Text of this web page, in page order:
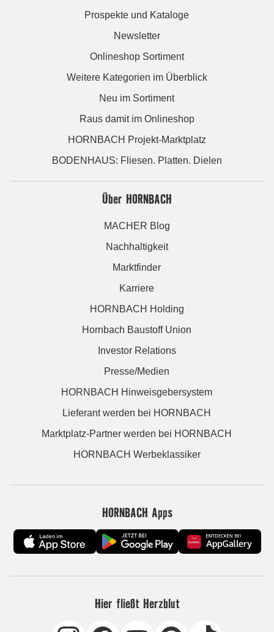
Prospekte und Kataloge
Newsletter
Onlineshop Sortiment
Weitere Kategorien im Überblick
Neu im Sortiment
Raus damit im Onlineshop
HORNBACH Projekt-Marktplatz
BODENHAUS: Fliesen. Platten. Dielen
Über HORNBACH
MACHER Blog
Nachhaltigkeit
Marktfinder
Karriere
HORNBACH Holding
Hornbach Baustoff Union
Investor Relations
Presse/Medien
HORNBACH Hinweisgebersystem
Lieferant werden bei HORNBACH
Marktplatz-Partner werden bei HORNBACH
HORNBACH Werbeklassiker
HORNBACH Apps
Hier fließt Herzblut